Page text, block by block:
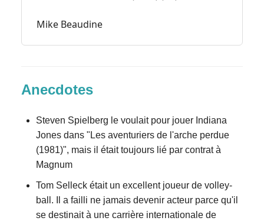
Mike Beaudine
Anecdotes
Steven Spielberg le voulait pour jouer Indiana
Jones dans "Les aventuriers de l'arche perdue
(1981)", mais il était toujours lié par contrat à
Magnum
Tom Selleck était un excellent joueur de volley-
ball. Il a failli ne jamais devenir acteur parce qu'il
se destinait à une carrière internationale de